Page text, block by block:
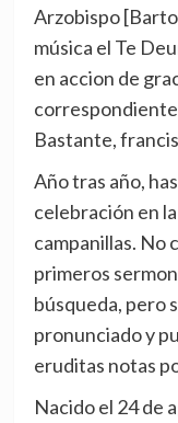
Arzobispo
música el Te
en accion de
correspondiente
Bastante,
Año tras año,
celebración en
campanillas. No
primeros
búsqueda, pero
pronunciado y
eruditas notas
Nacido el 24 de